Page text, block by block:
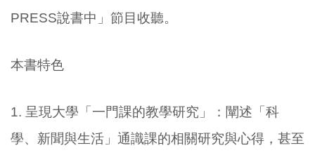
PRESS說書中」節目收聽。
本書特色
1. 呈現大學「一門課的教學研究」：闡述「科
學、新聞與生活」通識課的相關研究與心得，甚至